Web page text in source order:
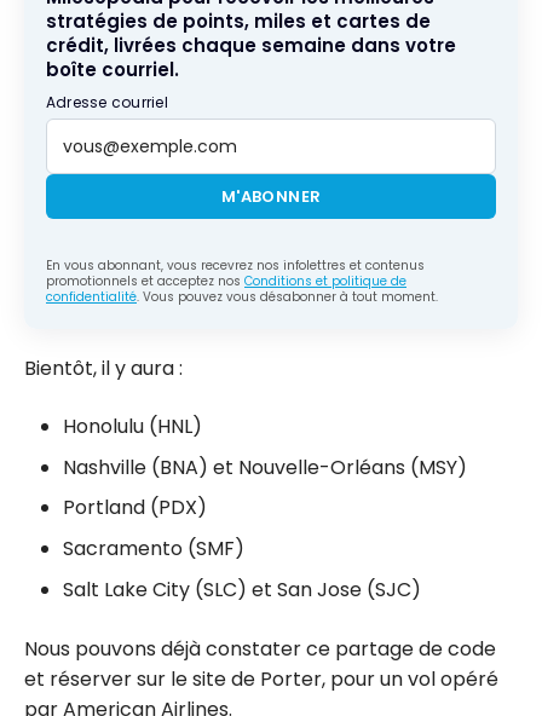
stratégies de points, miles et cartes de
crédit, livrées chaque semaine dans votre
boîte courriel.
Adresse courriel
M'ABONNER
En vous abonnant, vous recevrez nos infolettres et contenus
promotionnels et acceptez nos Conditions et politique de
confidentialité. Vous pouvez vous désabonner à tout moment.
Bientôt, il y aura :
Honolulu (HNL)
Nashville (BNA) et Nouvelle-Orléans (MSY)
Portland (PDX)
Sacramento (SMF)
Salt Lake City (SLC) et San Jose (SJC)
Nous pouvons déjà constater ce partage de code
et réserver sur le site de Porter, pour un vol opéré
par American Airlines.